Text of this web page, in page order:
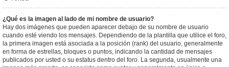
¿Qué es la imagen al lado de mi nombre de usuario?
Hay dos imágenes que pueden aparecer debajo de su nombre de usuario
cuando esté viendo los mensajes. Dependiendo de la plantilla que utilice el foro,
la primera imagen está asociada a la posición (rank) del usuario, generalmente
en forma de estrellas, bloques o puntos, indicando la cantidad de mensajes
publicados por usted o su estatus dentro del foro. La segunda, usualmente una